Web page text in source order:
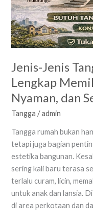
Jenis-Jenis
Lengkap
Nyaman, dan
Tangga /admin
Tangga rumah bukan
tetapi juga bagian
estetika bangunan.
sering kali baru terasa
terlalu curam, licin,
untuk anak dan lansia.
di area perkotaan dan